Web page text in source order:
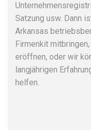
Satzung usw. Dann
Arkansas
Firmenkit
eröffnen, oder wir
langjährigen
helfen.